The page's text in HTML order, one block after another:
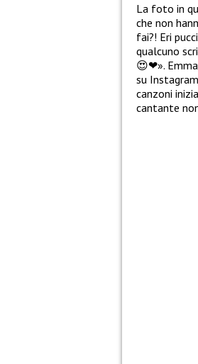
La foto in
che non
fai?! Eri
qualcuno
😍❤».
su
canzoni
cantante